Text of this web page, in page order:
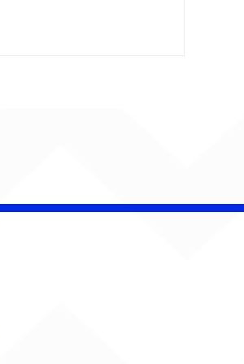
OTHOÁ estreia